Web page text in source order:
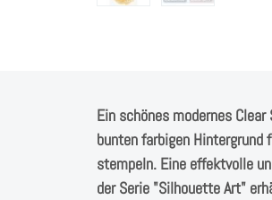
Ein schönes modernes
bunten farbigen
stempeln. Eine effektvolle
der Serie "Silhouette Art"